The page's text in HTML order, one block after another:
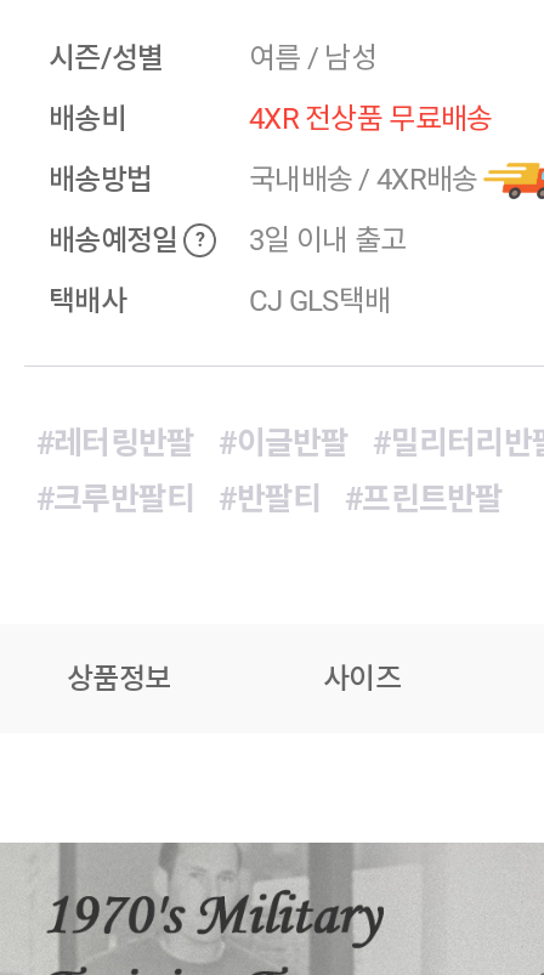
시즌/성별
여름 / 남성
배송비
4XR 전상품 무료배송
배송방법
국내배송 / 4XR배송
배송예정일
?
3일 이내 출고
택배사
CJ GLS택배
#레터링반팔 #이글반팔
#밀리터리반
#크루반팔티
#반팔티 #프린트반팔
상품정보 사이즈